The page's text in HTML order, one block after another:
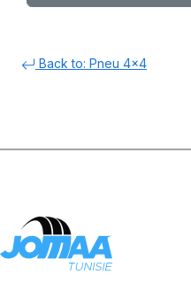
Back to: Pneu 4x4